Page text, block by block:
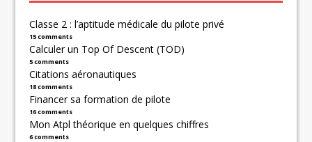
Classe 2 : l’aptitude médicale du pilote privé
15 comments
Calculer un Top Of Descent (TOD)
5 comments
Citations aéronautiques
18 comments
Financer sa formation de pilote
16 comments
Mon Atpl théorique en quelques chiffres
6 comments